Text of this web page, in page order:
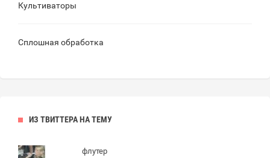
Культиваторы
Сплошная обработка
ИЗ ТВИТТЕРА НА ТЕМУ
флутер